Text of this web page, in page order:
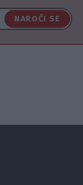
NAROČI SE